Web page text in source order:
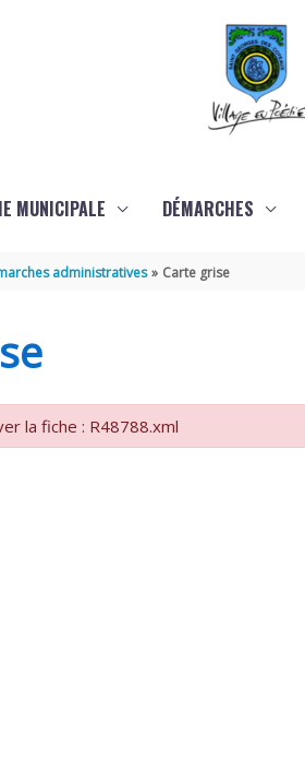
MUNICIPALE DÉMARCHES
administratives Carte grise
la fiche : R48788.xml